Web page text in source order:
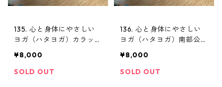
135. 心と身体にやさしい
ヨガ（ハタヨガ）カラッ
¥8,000
SOLD OUT
136. 心と身体にやさしい
ヨガ（ハタヨガ）南部公民
¥8,000
SOLD OUT